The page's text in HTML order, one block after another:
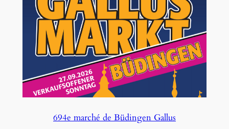
694e marché de Büdingen Gallus